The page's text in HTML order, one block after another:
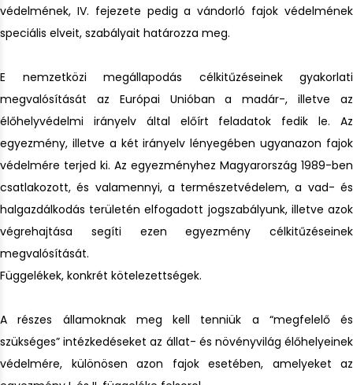
védelmének, IV. fejezete pedig a vándorló fajok védelmének
speciális elveit, szabályait határozza meg.
E nemzetközi megállapodás célkitűzéseinek gyakorlati
megvalósítását az Európai Unióban a madár-, illetve az
élőhelyvédelmi irányelv által előírt feladatok fedik le. Az
egyezmény, illetve a két irányelv lényegében ugyanazon fajok
védelmére terjed ki. Az egyezményhez Magyarország 1989-ben
csatlakozott, és valamennyi, a természetvédelem, a vad- és
halgazdálkodás területén elfogadott jogszabályunk, illetve azok
végrehajtása segíti ezen egyezmény célkitűzéseinek
megvalósítását.
Függelékek, konkrét kötelezettségek.
A részes államoknak meg kell tenniük a “megfelelő és
szükséges” intézkedéseket az állat- és növényvilág élőhelyeinek
védelmére, különösen azon fajok esetében, amelyeket az